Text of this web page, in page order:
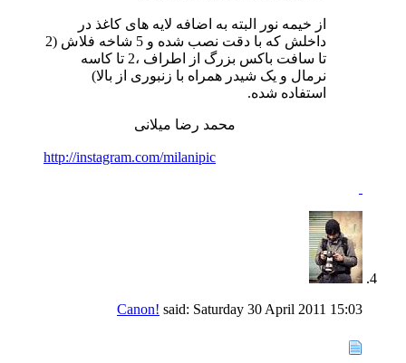
از خیمه نور البته به اضافه لایه های کاغذ در
داخلش که با دقت نصب شده و 5 شاخه فلاش (2
تا سافت باکس بزرگ از اطراف ،2 تا کاسه
نرمال و یک شیدر همراه با زنبوری از بالا)
استفاده شده.
محمد رضا میلانی
http://instagram.com/milanipic
Canon! said: Saturday 30 April 2011 15:03